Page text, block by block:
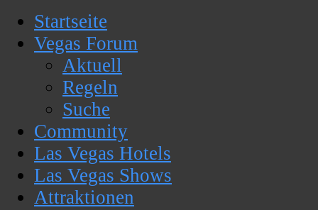
Startseite
Vegas Forum
Aktuell
Regeln
Suche
Community
Las Vegas Hotels
Las Vegas Shows
Attraktionen